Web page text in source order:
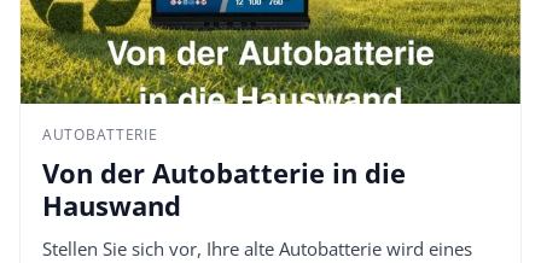
AUTOBATTERIE
Von der Autobatterie in die
Hauswand
Stellen Sie sich vor, Ihre alte Autobatterie wird eines